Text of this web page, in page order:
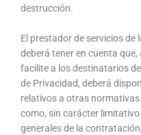
destrucción.
El prestador de servicios de
deberá tener en cuenta
facilite a los destinatarios
de Privacidad, deberá
relativos a otras
como, sin carácter
generales de la